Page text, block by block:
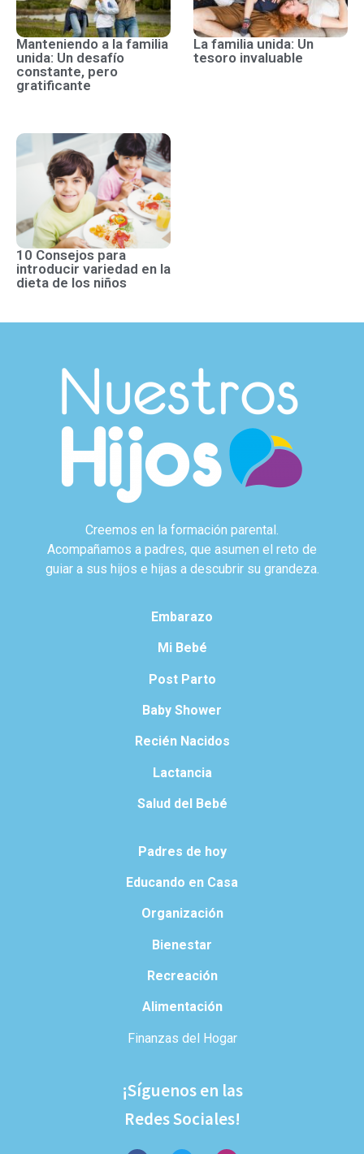
Manteniendo a la familia
unida: Un desafío
constante, pero
gratificante
La familia unida: Un
tesoro invaluable
10 Consejos para
introducir variedad en la
dieta de los niños
Creemos en la formación parental.
Acompañamos a padres, que asumen el reto de
guiar a sus hijos e hijas a descubrir su grandeza.
Embarazo
Mi Bebé
Post Parto
Baby Shower
Recién Nacidos
Lactancia
Salud del Bebé
Padres de hoy
Educando en Casa
Organización
Bienestar
Recreación
Alimentación
Finanzas del Hogar
¡Síguenos en las
Redes Sociales!